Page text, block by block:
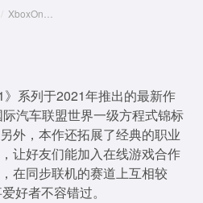
XboxOne
系列于2021年推出的最新作
汽车联盟世界一级方程式锦标
外，本作还拓展了经典的职业
让好友们能加入在线游戏合作
在同步联机的赛道上互相较
好者不容错过。